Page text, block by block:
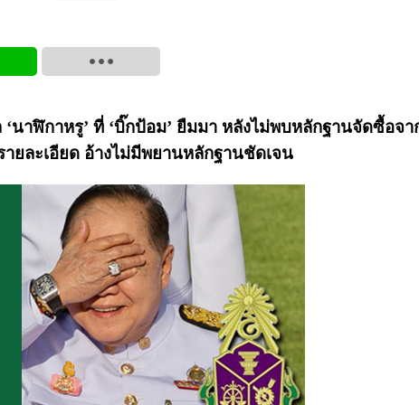
าฬิกาหรู’ ที่ ‘บิ๊กป้อม’ ยืมมา หลังไม่พบหลักฐานจัดซื้อจา
ยละเอียด อ้างไม่มีพยานหลักฐานชัดเจน